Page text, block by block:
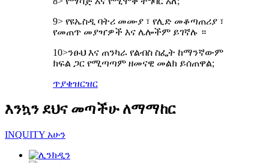
9> የዩኤስዲ ባትሪ መሙያ ፣ የሊድ መቆጣጠሪያ ፣
የመጠጥ መያዣዎች እና ሌሎችም ይገኛሉ ።
10>ንፁህ እና ጠንካራ የልብስ ስፌት ከማንኛውም
ክፍል ጋር የሚጣጣም ዘመናዊ መልክ ይሰጠዋል;
ጥያቄዝርዝር
እንኳን ደህና መጣችሁ ለማማከር
INQUITY አሁን